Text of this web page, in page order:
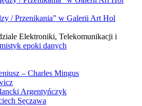
/ Przenikania” w Galerii Art Hol
Elektroniki, Telekomunikacji i
epoki danych
– Charles Mingus
Argentyńczyk
Sęczawa